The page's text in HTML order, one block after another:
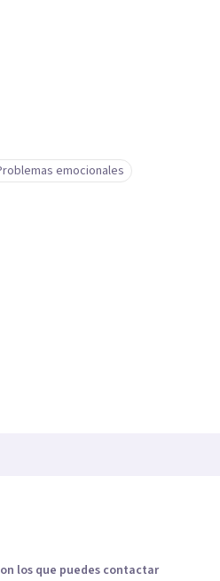
emocionales
los que puedes contactar